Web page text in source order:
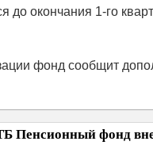
до окончания 1-го
фонд сообщит
Пенсионный фонд